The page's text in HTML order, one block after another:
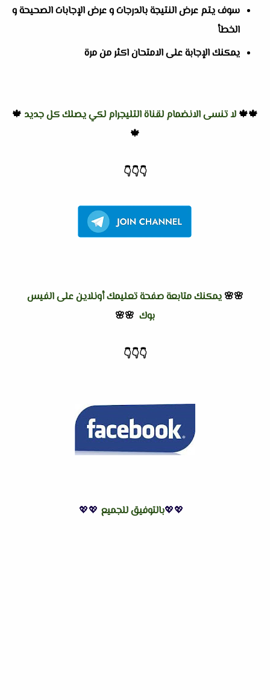
سوف يتم عرض النتيجة بالدرجات و عرض الإجابات الصحيحة و
الخطأ
يمكنك الإجابة على الامتحان اكثر من مرة
🍁🍁 لا تنسى الانضمام لقناة التليجرام لكي يصلك كل جديد 🍁
🍁
👇
👇
👇
🌸🌸 يمكنك متابعة صفحة تعليمك أونلاين على الفيس
بوك 🌸🌸
👇
👇
👇
💖💖بالتوفيق للجميع 💖💖